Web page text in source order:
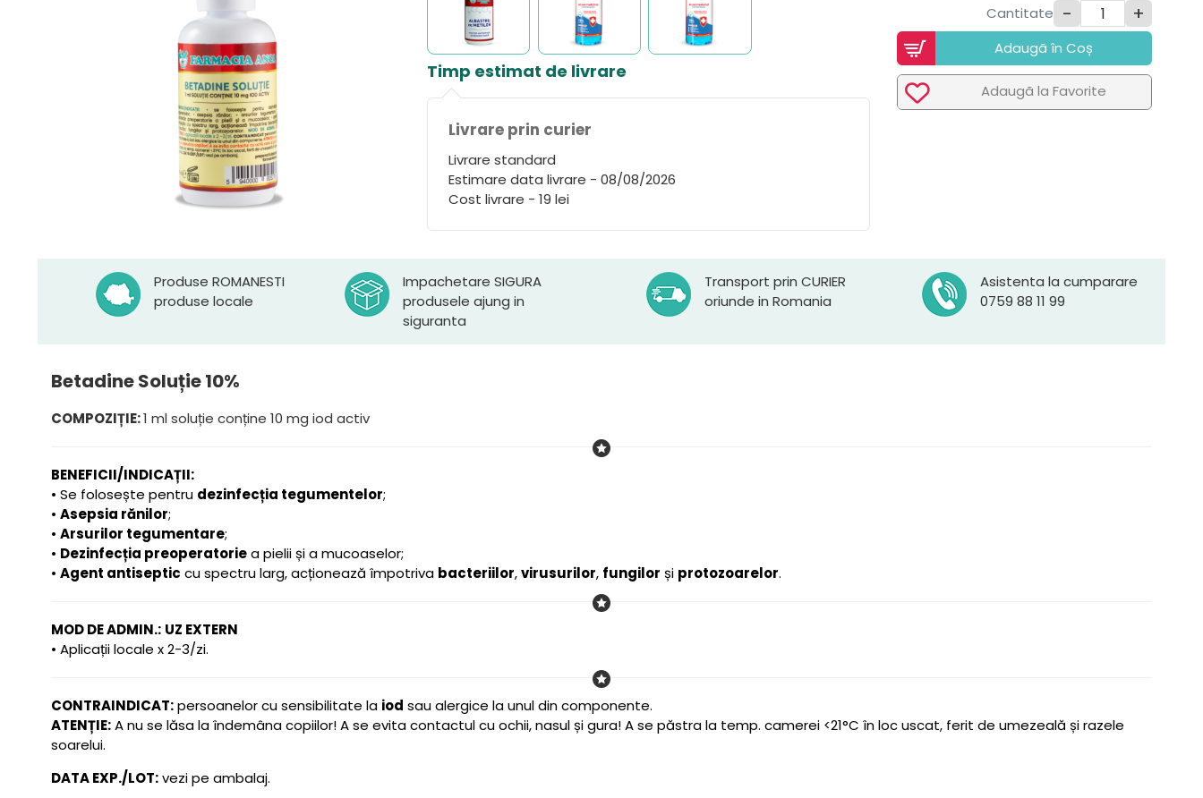
Timp estimat de livrare
Livrare prin curier
Livrare standard
Estimare data livrare - 08/08/2026
Cost livrare - 19 lei
Cantitate - +
Adaugã în Coș
Adaugã la Favorite
Produse ROMANESTI
produse locale
Impachetare SIGURA
produsele ajung in
siguranta
Transport prin CURIER
oriunde in Romania
Asistenta la cumparare
0759 88 11 99
Betadine Soluție 10%
COMPOZIȚIE:1 ml soluție conține 10 mg iod activ
BENEFICII/INDICAȚII:
• Se folosește pentru dezinfecția tegumentelor;
• Asepsia rănilor;
• Arsurilor tegumentare;
• Dezinfecția preoperatoriea pielii și a mucoaselor;
• Agent antiseptic cu spectru larg, acționează împotriva bacteriilor,virusurilor, fungilor și protozoarelor.
MOD DE ADMIN.: UZ EXTERN
• Aplicații locale x 2-3/zi.
CONTRAINDICAT:persoanelor cu sensibilitate la iod sau alergice la unul din componente.
ATENȚIE:A nu se lăsa la îndemâna copiilor! A se evita contactul cu ochii, nasul și gura! A se păstra la temp. camerei <21°C în loc uscat, ferit de umezeală și razele
soarelui.
DATA EXP./LOT:vezi pe ambalaj.